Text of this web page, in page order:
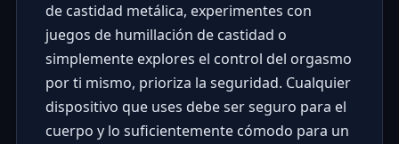
de castidad metálica, experimentes con
juegos de humillación de castidad o
simplemente explores el control del orgasmo
por ti mismo, prioriza la seguridad. Cualquier
dispositivo que uses debe ser seguro para el
cuerpo y lo suficientemente cómodo para un